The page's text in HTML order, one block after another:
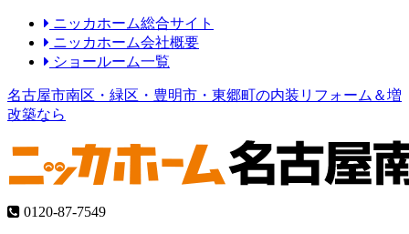
ニッカホーム総合サイト
ニッカホーム会社概要
ショールーム一覧
名古屋市南区・緑区・豊明市・東郷町の内装リフォーム＆増
改築なら
0120-87-7549